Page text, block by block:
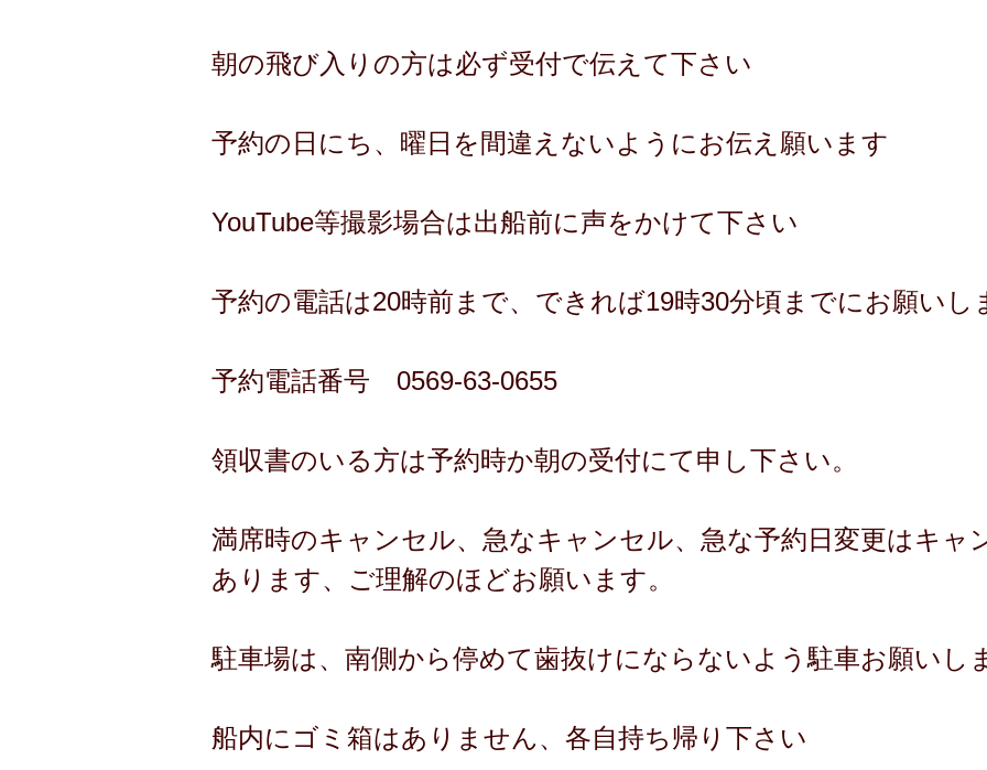
朝の飛び入りの方は必ず受付で伝えて下さい
予約の日にち、曜日を間違えないようにお伝え願います
YouTube等撮影場合は出船前に声をかけて下さい
予約の電話は20時前まで、できれば19時30分頃までにお願いし
予約電話番号 0569-63-0655
領収書のいる方は予約時か朝の受付にて申し下さい。
満席時のキャンセル、急なキャンセル、急な予約日変更はキャ
あります、ご理解のほどお願います。
駐車場は、南側から停めて歯抜けにならないよう駐車お願いし
船内にゴミ箱はありません、各自持ち帰り下さい